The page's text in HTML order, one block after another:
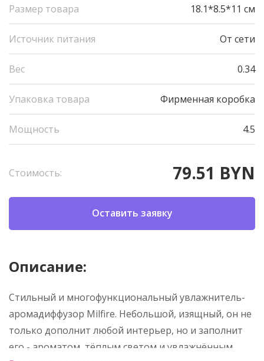
Размер товара 18.1*8.5*11 см
Источник питания От сети
Вес 0.34
Упаковка товара Фирменная коробка
Мощность 4.5
Стоимость: 79.51 BYN
Оставить заявку
Описание:
Стильный и многофункциональный увлажнитель-
аромадиффузор Milfire. Небольшой, изящный, он не
только дополнит любой интерьер, но и заполнит
его - ароматом, тёплым светом и увлажнённым